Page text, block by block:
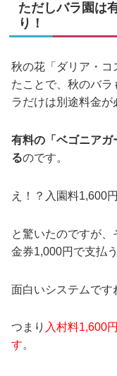
ただしバラ園は
り！
秋の花「ダリア・コ
たことで、秋のバ
ラだけは別途料金が
有料の「ベゴニアガ
るのです。
え！？入園料1,600
と驚いたのですが
金券1,000円で支払
面白いシステムです
つまり 入村料1,600
す。